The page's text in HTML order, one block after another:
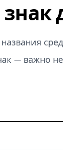
— важно